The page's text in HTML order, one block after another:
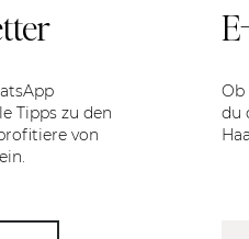
Tipps zu den
von
Ob
du